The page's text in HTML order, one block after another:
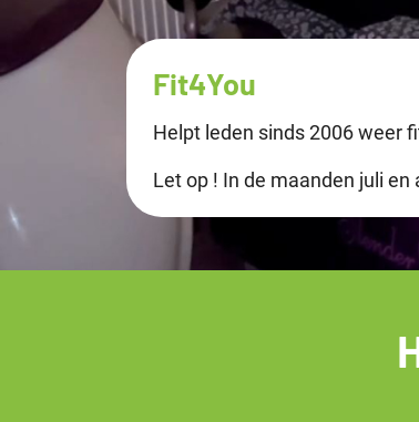
Fit4You
Helpt leden sinds 2006 weer
Let op ! In de maanden juli